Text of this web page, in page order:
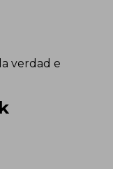
verdad e